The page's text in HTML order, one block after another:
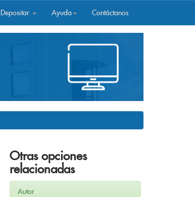
Depositar Ayuda Contáctanos
Otras opciones
relacionadas
Autor